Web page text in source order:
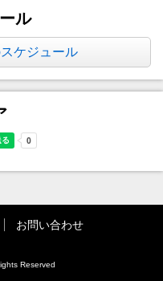
ル
ケジュール
お問い合わせ
Reserved